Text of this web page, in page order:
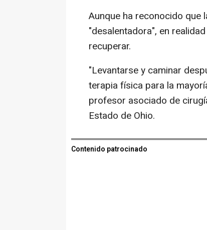
Aunque ha reconocido que
"desalentadora", en
recuperar.
"Levantarse y caminar
terapia física para la
profesor asociado de
Estado de Ohio.
Contenido patrocinado